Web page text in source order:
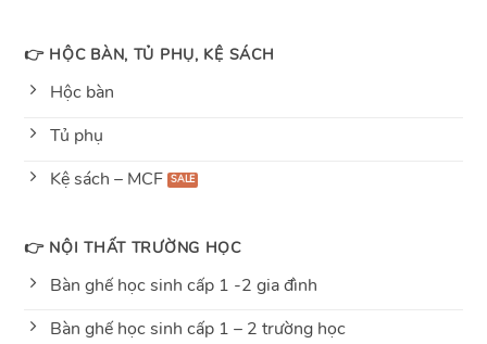
👉 HỘC BÀN, TỦ PHỤ, KỆ SÁCH
Hộc bàn
Tủ phụ
Kệ sách – MCF
👉 NỘI THẤT TRƯỜNG HỌC
Bàn ghế học sinh cấp 1 -2 gia đình
Bàn ghế học sinh cấp 1 – 2 trường học